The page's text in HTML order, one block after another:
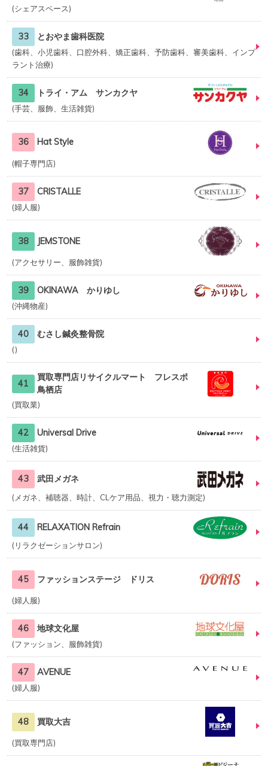
シェアスペース
33 とおやま歯科医院
歯科、小児歯科、口腔外科、矯正歯科、予防歯科、審美歯科、インプ
ラント治療
34 トライ・アム サンカクヤ
手芸、服飾、生活雑貨
36 Hat Style
帽子専門店
37 CRISTALLE
婦人服
38 JEMSTONE
アクセサリー、服飾雑貨
39 OKINAWA かりゆし
沖縄物産
40 むさし鍼灸整骨院
41
買取専門店リサイクルマート フレスポ
鳥栖店
買取業
42 Universal Drive
生活雑貨
43 武田メガネ
メガネ、補聴器、時計、CLケア用品、視力・聴力測定
44 RELAXATION Refrain
リラクゼーションサロン
45 ファッションステージ ドリス
婦人服
46 地球文化屋
ファッション、服飾雑貨
47 AVENUE
婦人服
48 買取大吉
買取専門店